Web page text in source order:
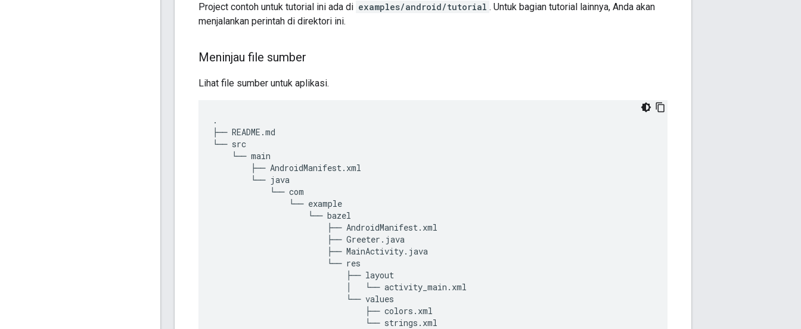
Project contoh untuk tutorial ini ada di examples/android/tutorial . Untuk bagian tutorial lainnya, Anda akan
menjalankan perintah di direktori ini.
Meninjau file sumber
Lihat file sumber untuk aplikasi.
.
├── README.md
└── src
    └── main
        ├── AndroidManifest.xml
        └── java
            └── com
                └── example
                    └── bazel
                        ├── AndroidManifest.xml
                        ├── Greeter.java
                        ├── MainActivity.java
                        └── res
                            ├── layout
                            │   └── activity_main.xml
                            └── values
                                ├── colors.xml
                                └── strings.xml